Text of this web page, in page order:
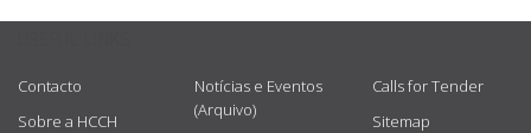
Contacto
Sobre a HCCH
Notícias e Eventos
(Arquivo)
Calls for Tender
Sitemap